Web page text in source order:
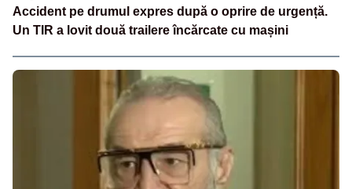
Accident pe drumul expres după o oprire de urgență.
Un TIR a lovit două trailere încărcate cu mașini